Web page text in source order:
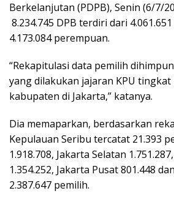
Berkelanjutan (PDPB), Senin (6/7/
8.234.745 DPB terdiri dari
4.173.084 perempuan.
“Rekapitulasi data pemilih
yang dilakukan jajaran KPU tingkat
kabupaten di Jakarta,” katanya.
Dia memaparkan, berdasarkan
Kepulauan Seribu tercatat 21.393
1.918.708, Jakarta Selatan
1.354.252, Jakarta Pusat 801.448
2.387.647 pemilih.